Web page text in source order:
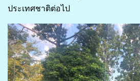
ประเทศชาติต่อไป